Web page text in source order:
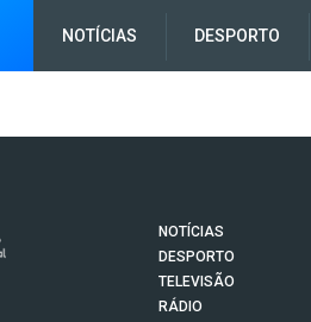
NOTÍCIAS DESPORTO
NOTÍCIAS
DESPORTO
TELEVISÃO
RÁDIO